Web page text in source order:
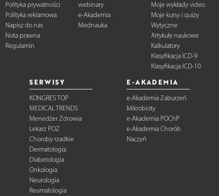
Polityka prywatności
Polityka reklamowa
Napisz do nas
Nota prawna
Regulamin
webinary
e-Akademia
Mednauka
Moje wykłady video
Moje kursy i quizy
Wytyczne
Artykuły naukowe
Kalkulatory
Klasyfikacja ICD-9
Klasyfikacja ICD-10
SERWISY
KONGRES TOP
MEDICAL TRENDS
Menedżer Zdrowia
Lekarz POZ
Choroby rzadkie
Dermatologia
Diabetologia
Onkologia
Neurologia
Reumatologia
E-AKADEMIA
e-Akademia Zaburzeń
Mikrobioty
e-Akademia POChP
e-Akademia Chorób
Naczyń